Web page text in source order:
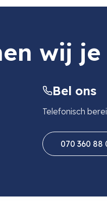
4 / AHDBT-401
wij
Bel ons
Telefonisch
070 360 88